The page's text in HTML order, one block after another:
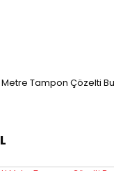
Metre Tampon Çözelti